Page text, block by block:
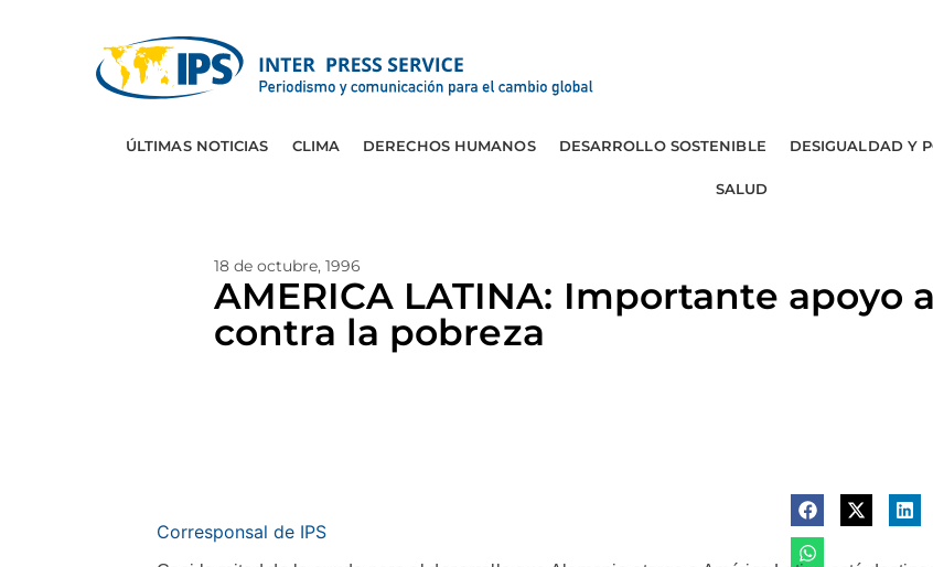
ÚLTIMAS NOTICIAS CLIMA DERECHOS HUMANOS DESARROLLO SOSTENIBLE DESIGUALDAD Y
SALUD
18 de octubre, 1996
AMERICA LATINA: Importante apoyo
contra la pobreza
Corresponsal de IPS